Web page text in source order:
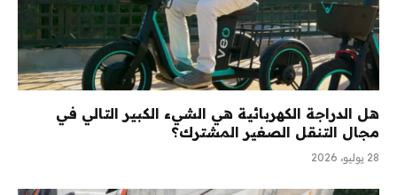
هل الدراجة الكهربائية هي الشيء الكبير التالي في
مجال التنقل الصغير المشترك؟
28 يوليو، 2026